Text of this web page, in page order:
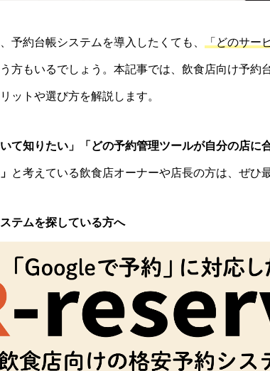
予約台帳システムを導入したくても、 「どのサー
方もいるでしょう。本記事では、飲食店向け予約
ットや選び方を解説します。
て知りたい」「どの予約管理ツールが自分の店に
と考えている飲食店オーナーや店長の方は、ぜひ
テムを探している方へ